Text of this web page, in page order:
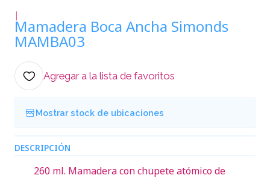
|
Mamadera Boca Ancha Simonds
MAMBA03
Agregar a la lista de favoritos
Mostrar stock de ubicaciones
DESCRIPCIÓN
260 ml. Mamadera con chupete atómico de